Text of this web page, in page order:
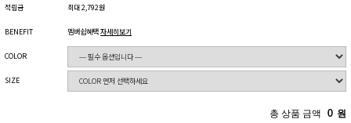
적립금 최대 2,792원
BENEFIT 멤버쉽혜택자세히보기
COLOR
SIZE
총 상품 금액 0 원